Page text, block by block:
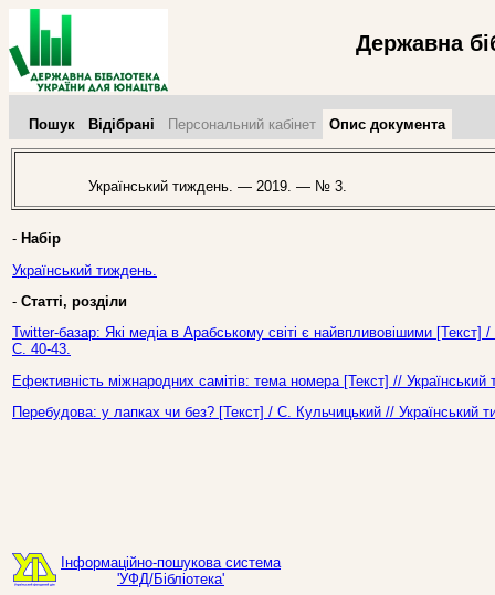
Державна
Пошук Відібрані Персональний кабінет Опис документа
Український тиждень. — 2019. — № 3.
- Набір
Український тиждень.
- Статті, розділи
Twitter-базар: Які медіа в Арабському світі є найвпливовішими
С. 40-43.
Ефективність міжнародних самітів: тема номера [Текст] //
Перебудова: у лапках чи без? [Текст] / С. Кульчицький //
Інформаційно-пошукова система
'УФД/Бібліотека'